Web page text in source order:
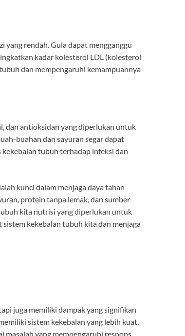
yang rendah. Gula dapat mengganggu
kadar kolesterol LDL (kolesterol
dan mempengaruhi kemampuannya
dan antioksidan yang diperlukan untuk
buahan dan sayuran segar dapat
tubuh terhadap infeksi dan
kunci dalam menjaga daya tahan
protein tanpa lemak, dan sumber
kita nutrisi yang diperlukan untuk
kekebalan tubuh kita dan menjaga
juga memiliki dampak yang signifikan
sistem kekebalan yang lebih kuat,
masalah yang mempengaruhi respons